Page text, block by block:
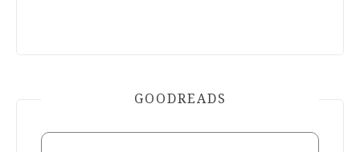
GOODREADS